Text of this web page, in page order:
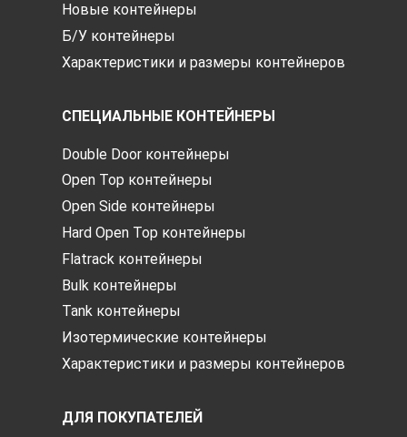
Новые контейнеры
Б/У контейнеры
Характеристики и размеры контейнеров
СПЕЦИАЛЬНЫЕ КОНТЕЙНЕРЫ
Double Door контейнеры
Open Top контейнеры
Open Side контейнеры
Hard Open Top контейнеры
Flatrack контейнеры
Bulk контейнеры
Tank контейнеры
Изотермические контейнеры
Характеристики и размеры контейнеров
ДЛЯ ПОКУПАТЕЛЕЙ